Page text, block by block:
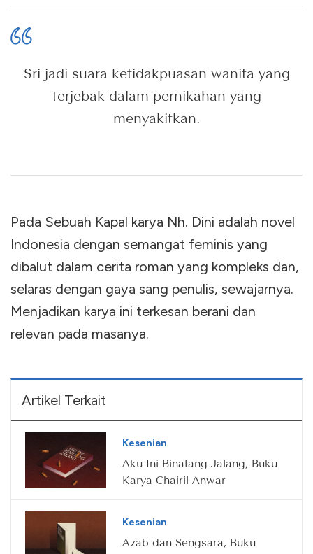
Sri jadi suara ketidakpuasan wanita yang
terjebak dalam pernikahan yang
menyakitkan.
Pada Sebuah Kapal karya Nh. Dini adalah novel
Indonesia dengan semangat feminis yang
dibalut dalam cerita roman yang kompleks dan,
selaras dengan gaya sang penulis, sewajarnya.
Menjadikan karya ini terkesan berani dan
relevan pada masanya.
Artikel Terkait
Kesenian
Aku Ini Binatang Jalang, Buku
Karya Chairil Anwar
Kesenian
Azab dan Sengsara, Buku